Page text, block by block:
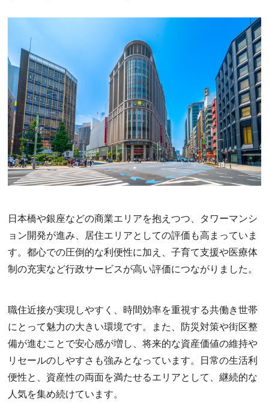
日本橋や銀座などの商業エリアを抱えつつ、タワーマンシ
ョン開発が進み、居住エリアとしての評価も高まっていま
す。都心での圧倒的な利便性に加え、子育て支援や医療体
制の充実など行政サービスが高い評価につながりました。
職住近接が実現しやすく、時間効率を重視する共働き世帯
にとって魅力の大きい環境です。また、防災対策や街区整
備が進むことで安心感が増し、将来的な資産価値の維持や
リセールのしやすさも強みとなっています。日常の生活利
便性と、資産性の両面を満たせるエリアとして、継続的な
人気を集め続けています。